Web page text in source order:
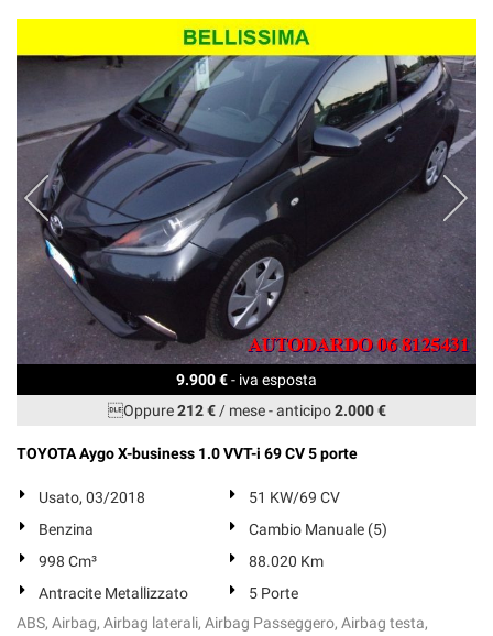
9.900 €- iva esposta
Oppure212 €/ mese-anticipo2.000 €
TOYOTA Aygo X-business 1.0 VVT-i 69 CV 5 porte
Usato, 03/2018
51 KW/69 CV
Benzina
Cambio Manuale (5)
998 Cm³
88.020 Km
Antracite Metallizzato
5 Porte
ABS, Airbag, Airbag laterali, Airbag Passeggero, Airbag testa,